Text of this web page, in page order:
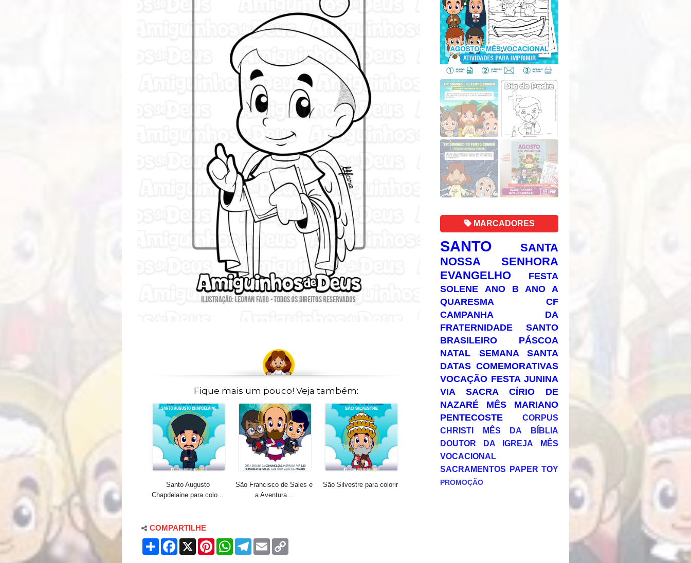
Fique mais um pouco! Veja também:
Santo Augusto
Chapdelaine para colo...
São Francisco de Sales e
a Aventura...
São Silvestre para colorir
COMPARTILHE
S
F
X
P
W
T
E
m
MARCADORES
SANTO
SANTA
NOSSA SENHORA
EVANGELHO
FESTA
SOLENE
ANO B
ANO A
QUARESMA
CF
CAMPANHA DA
FRATERNIDADE
SANTO
BRASILEIRO
PÁSCOA
NATAL
SEMANA SANTA
DATAS COMEMORATIVAS
VOCAÇÃO FESTA JUNINA
VIA SACRA
CÍRIO DE
NAZARÉ
MÊS MARIANO
PENTECOSTE
CORPUS
CHRISTI
MÊS DA BÍBLIA
DOUTOR DA IGREJA
MÊS
VOCACIONAL
SACRAMENTOS PAPER TOY
PROMOÇÃO